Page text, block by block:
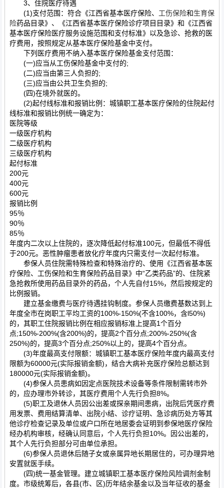
3、住院医疗待遇
(1)支付范围：符合《江西省基本医疗保险、 工伤保险和生育保
险药品目录》、《江西省基本医疗保险诊疗项目目录》和《江西省
基本医疗保险医疗服务设施范围和支付标准》以及急诊、抢救的医
疗费用，按照规定从基本医疗保险基金中支付。
下列医疗费用不纳入基本医疗保险基金支付范围：
(一)应当从工伤保险基金中支付的;
(二)应当由第三人负担的;
(三)应当由公共卫生负担的;
(四)在境外就医的。
(2)起付线标准和报销比例：城镇职工基本医疗保险的住院起付
线标准和报销比例统一确定为：
医院等级
一级医疗机构
二级医疗机构
三级医疗机构
起付标准
200元
400元
600元
报销比例
95％
90％
85％
年度内二次以上住院的，逐次降低起付标准100元，但最低不得低
于200元。恶性肿瘤患者放化疗年度内只需支付一次起付标准。
参保人员住院需特殊检查和特殊治疗的、使用《江西省基本医
疗保险、工伤保险和生育保险药品目录》中“乙类药品”的、住院紧
急抢救所使用药品目录外的药品，个人先自付15%，然后按规定的
比例报销。
建立基金缴费与医疗待遇挂钩制度。参保人员缴费基数达到上
年度全市在岗职工平均工资的100%-150%(不含100%，含l50%)
的，其职工住院报销比例在相应报销标准上提高1个百分
点;150%-200%(含200%)的，提高2个百分点;200%-250%(含
250%)的，提高3个百分点;250%以上的，提高4个百分点。
(3)年度最高支付限额：城镇职工基本医疗保险年度内最高支付
限额为60000元(实际报销金额)，结合大病补充医疗保险总额达到
180000元(实际报销金额)。
(4)参保人员患病如因定点医院技术设备等条件限制需转市外
的，应办理市外转诊，其医疗费用个人先行负担8%。
(5)职工及退休人员因公出差或探亲期间患病，出院后凭医疗费
用发票、费用结算清单、出院小结、诊疗证明、急诊病历处方等其
他诊疗检查记录及单位或户口所在地居委会证明到参保地医疗保险
经办机构审核，经确认同意后，个人先行负担10%。因公出差的，
其个人先行负担部分可由单位承担。
(6)参保人员退休后随子女或亲属异地长期居住的，可办理异地
安置就医手续。
(四)统一基金管理。建立城镇职工基本医疗保险风险调剂金制
度。市级统筹后，各县(市、区)历年结余基金以及当年征收的基金